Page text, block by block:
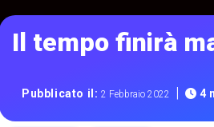
Il tempo finirà
Pubblicato il:2 Febbraio 2022 | 4